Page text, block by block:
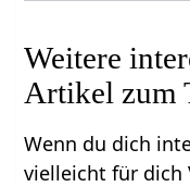
Weitere
Artikel zum
Wenn du dich
vielleicht für dich